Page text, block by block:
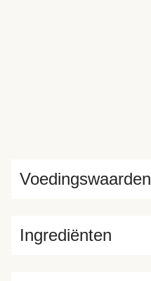
Ingrediënten
Voedingswaarden